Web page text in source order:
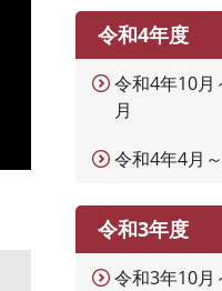
令和4年度
令和4年10月
月
令和4年4月
令和3年度
令和3年10月